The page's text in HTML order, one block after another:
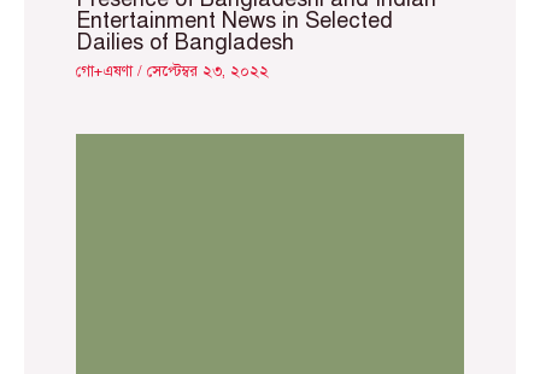
Entertainment News in Selected
Dailies of Bangladesh
গো+এষণা/সেপ্টেম্বর ২৩, ২০২২